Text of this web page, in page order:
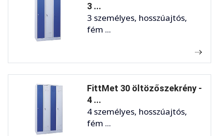
3 ...
3 személyes, hosszúajtós,
fém ...
FittMet 30 öltözőszekrény -
4 ...
4 személyes, hosszúajtós,
fém ...